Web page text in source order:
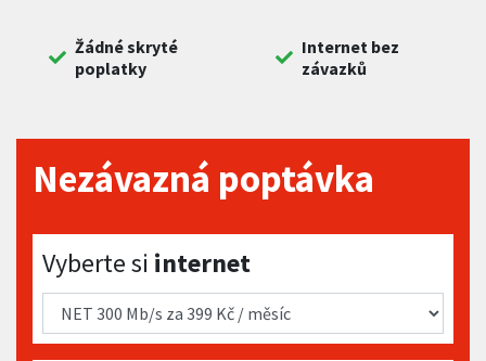
Žádné skryté
poplatky
Internet bez
závazků
Nezávazná poptávka
Vyberte si internet
Vyberte si internet